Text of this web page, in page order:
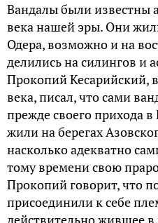
Вандалы были известны
века нашей эры. Они
Одера, возможно и на
делились на силингов и
Прокопий Кесарийский,
века, писал, что сами
прежде своего прихода
жили на берегах
насколько адекватно
тому времени свою
Прокопий говорит, что
присоединили к себе